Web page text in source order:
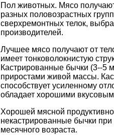
Пол животных. Мясо получают
разных половозрастных
сверхремонтных телок,
производителей.
Лучшее мясо получают от
имеет тонковолокнистую
Кастрированные бычки (3--5
приростами живой массы.
способствует усиленному
обладает хорошими
Хорошей мясной
некастрированные бычки
месячного возраста.